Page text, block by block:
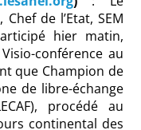
de l’Etat, SEM
hier matin,
conférence au
que Champion de
de libre-échange
procédé au
continental des